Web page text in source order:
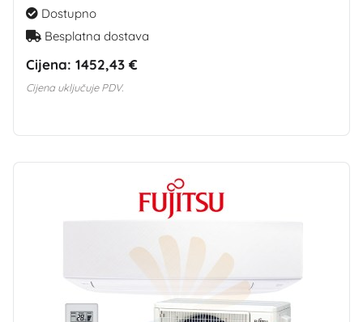
Dostupno
Besplatna dostava
Cijena: 1452,43 €
Cijena uključuje PDV.